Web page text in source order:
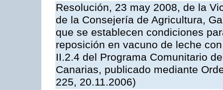
Resolución, 23 may 2008, de la
de la Consejería de Agricultura,
que se establecen condiciones
reposición en vacuno de leche
II.2.4 del Programa Comunitario
Canarias, publicado mediante
225, 20.11.2006)